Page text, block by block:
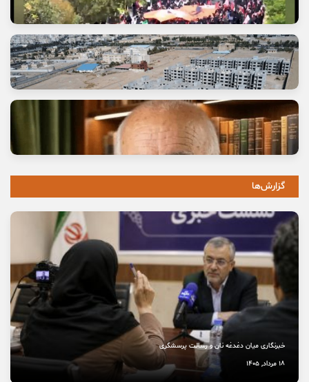
آتش عشق جاماندگان حسینی
13 مرداد, 1405
11 مرداد, 1405
خاموشی صدای اصالت
10 مرداد, 1405
گزارش‌ها
خبرنگاری میان دغدغه نان و رسالت پرسشگری
18 مرداد, 1405